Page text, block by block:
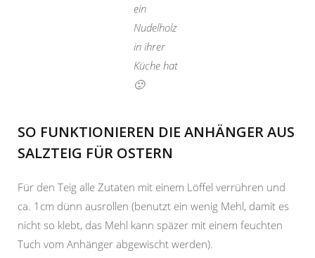
ein
Nudelholz
in ihrer
Küche hat
🙂
SO FUNKTIONIEREN DIE ANHÄNGER AUS
SALZTEIG FÜR OSTERN
Für den Teig alle Zutaten mit einem Löffel verrühren und
ca. 1cm dünn ausrollen (benutzt ein wenig Mehl, damit es
nicht so klebt, das Mehl kann späzer mit einem feuchten
Tuch vom Anhänger abgewischt werden).